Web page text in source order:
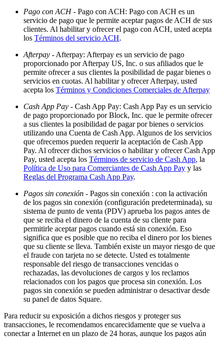
Servicios Bancarios
Cuenta de cheques
Cuenta de ahorros
Préstamos
Tarjeta de crédito
Descubrir
API para desarrolladores
Mercado de aplicaciones
Directorios de socios
Especialistas
Ofertas de socios
No hay artículos en su carrito
Comprar hardware
Ver carrito
Historial de pedidos
Pago con ACH- Pago con ACH: Pago con ACH es un
servicio de pago que le permite aceptar pagos de ACH de sus
clientes. Al habilitar y ofrecer el pago con ACH, usted acepta
los Términos del servicio ACH.
Afterpay - Afterpay: Afterpay es un servicio de pago
proporcionado por Afterpay US, Inc. o sus afiliados que le
permite ofrecer a sus clientes la posibilidad de pagar bienes o
servicios en cuotas. Al habilitar y ofrecer Afterpay, usted
acepta los Términos y Condiciones Comerciales de Afterpay
Cash App Pay - Cash App Pay: Cash App Pay es un servicio
de pago proporcionado por Block, Inc. que le permite ofrecer
a sus clientes la posibilidad de pagar por bienes o servicios
utilizando una Cuenta de Cash App. Algunos de los servicios
que ofrecemos pueden requerir la aceptación de Cash App
Pay. Al ofrecer dichos servicios o habilitar y ofrecer Cash App
Pay, usted acepta los Términos de servicio de Cash App, la
Política de Uso para Comerciantes de Cash App Pay y las
Reglas del Programa Cash App Pay.
Pagos sin conexión - Pagos sin conexión : con la activación
de los pagos sin conexión (configuración predeterminada), su
sistema de punto de venta (PDV) aprueba los pagos antes de
que se reciba el dinero de la cuenta de su cliente para
permitirle aceptar pagos cuando está sin conexión. Eso
significa que es posible que no reciba el dinero por los bienes
que su cliente se lleva. También existe un mayor riesgo de que
el fraude con tarjeta no se detecte. Usted es totalmente
responsable del riesgo de transacciones vencidas o
rechazadas, las devoluciones de cargos y los reclamos
relacionados con los pagos que procesa sin conexión. Los
pagos sin conexión se pueden administrar o desactivar desde
su panel de datos Square.
Para reducir su exposición a dichos riesgos y proteger sus
transacciones, le recomendamos encarecidamente que se vuelva a
conectar a Internet en un plazo de 24 horas, aunque los pagos aún